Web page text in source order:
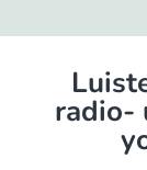
radio-